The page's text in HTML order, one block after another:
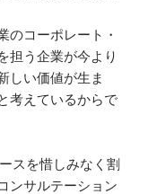
のコーポレート・
担う企業が今より
しい価値が生ま
考えているからで
スを惜しみなく割
ンサルテーション